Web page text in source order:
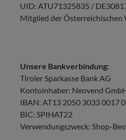
UID: ATU71325835 /
Mitglied der Österreichischen
Unsere Bankverbindung:
Tiroler Sparkasse Bank AG
Kontoinhaber: Neovend
IBAN: AT13 2050 3033 0017
BIC: SPIHAT22
Verwendungszweck: Shop-